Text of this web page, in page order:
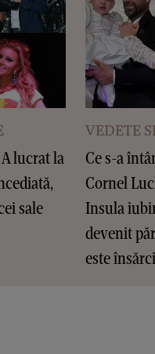
lucrat la
sale
VEDETE
Ce s-a
Cornel
Insula
devenit
este